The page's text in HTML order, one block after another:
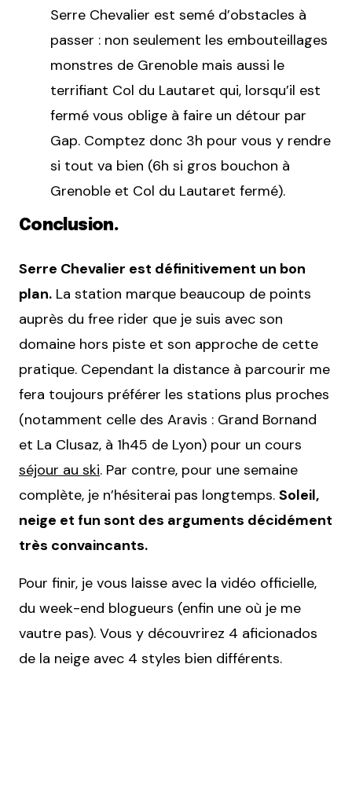
Serre Chevalier est semé d’obstacles à
passer : non seulement les embouteillages
monstres de Grenoble mais aussi le
terrifiant Col du Lautaret qui, lorsqu’il est
fermé vous oblige à faire un détour par
Gap. Comptez donc 3h pour vous y rendre
si tout va bien (6h si gros bouchon à
Grenoble et Col du Lautaret fermé).
Conclusion.
Serre Chevalier est définitivement un bon
plan. La station marque beaucoup de points
auprès du free rider que je suis avec son
domaine hors piste et son approche de cette
pratique. Cependant la distance à parcourir me
fera toujours préférer les stations plus proches
(notamment celle des Aravis : Grand Bornand
et La Clusaz, à 1h45 de Lyon) pour un cours
séjour au ski. Par contre, pour une semaine
complète, je n’hésiterai pas longtemps. Soleil,
neige et fun sont des arguments décidément
très convaincants.
Pour finir, je vous laisse avec la vidéo officielle,
du week-end blogueurs (enfin une où je me
vautre pas). Vous y découvrirez 4 aficionados
de la neige avec 4 styles bien différents.